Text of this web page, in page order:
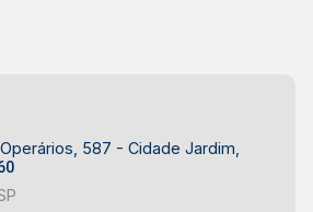
horas - Excelente padrão
ACESSO - Localizada em
Campestre, em Piracicaba
principais avenidas da cidade
587 - Cidade Jardim,